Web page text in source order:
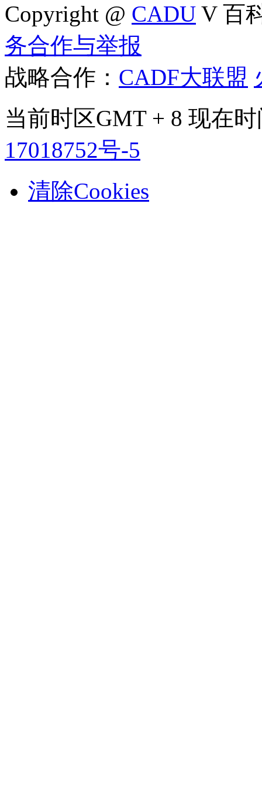
Copyright @ CADU V 百
务合作与举报
战略合作： CADF大联盟
当前时区GMT + 8 现在
17018752号-5
清除Cookies